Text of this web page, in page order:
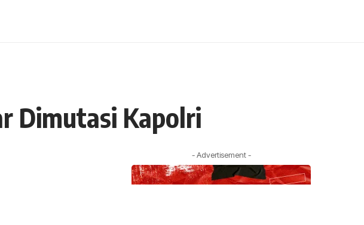
Dimutasi Kapolri
- Advertisement -